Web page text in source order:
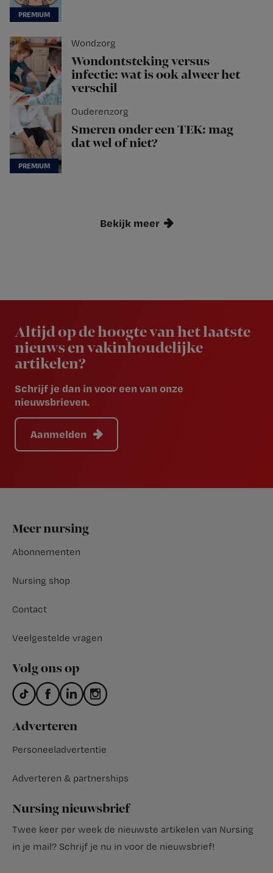
Wondzorg
Wondontsteking versus
infectie: wat is ook alweer het
verschil
Ouderenzorg
Smeren onder een TEK: mag
dat wel of niet?
Bekijk meer
Altijd op de hoogte van het laatste
nieuws en vakinhoudelijke
artikelen?
Schrijf je dan in voor een van onze
nieuwsbrieven.
Aanmelden
Footer
Meer nursing
Abonnementen
Nursing shop
Contact
Veelgestelde vragen
Volg ons op
Adverteren
Personeeladvertentie
Adverteren & partnerships
Nursing nieuwsbrief
Twee keer per week de nieuwste artikelen van Nursing
in je mail? Schrijf je nu in voor de nieuwsbrief!